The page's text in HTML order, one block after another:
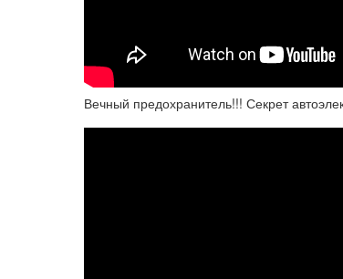
Вечный предохранитель!!! Секрет